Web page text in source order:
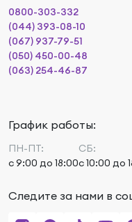
0800-303-332
(044) 393-08-10
(067) 937-79-51
(050) 450-00-48
(063) 254-46-87
График работы:
ПН-ПТ:
с 9:00 до 18:00
СБ:
с 10:00 до
Следите за нами в